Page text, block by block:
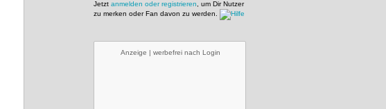
Jetzt anmelden oder registrieren , um Dir Nutzer
zu merken oder Fan davon zu werden.
Anzeige | werbefrei nach Login